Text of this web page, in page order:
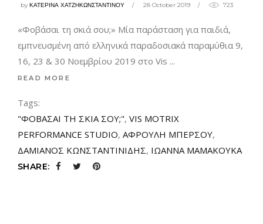
byΚΑΤΕΡΙΝΑ ΧΑΤΖΗΚΩΝΣΤΑΝΤΙΝΟΥ 28 October 2019 723
«Φοβάσαι τη σκιά σου;» Μία παράσταση για παιδιά,
εμπνευσμένη από ελληνικά παραδοσιακά παραμύθια 9,
16, 23 & 30 Νοεμβρίου 2019 στο Vis
READ MORE
Tags:
"ΦΟΒΑΣΑΙ ΤΗ ΣΚΙΑ ΣΟΥ;", VIS MOTRIX
PERFORMANCE STUDIO, ΑΦΡΟΥΛΗ ΜΠΕΡΣΟΥ,
ΔΑΜΙΑΝΟΣ ΚΩΝΣΤΑΝΤΙΝΙΔΗΣ, ΙΩΑΝΝΑ ΜΑΜΑΚΟΥΚΑ
SHARE: